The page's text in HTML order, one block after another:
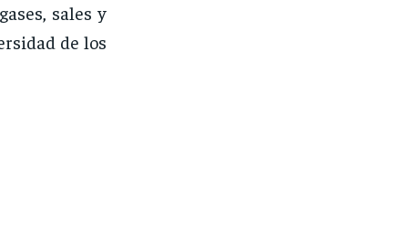
sales y
de los